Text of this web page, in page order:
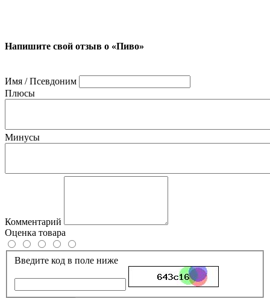
Напишите свой отзыв о «Пиво»
Имя / Псевдоним
Плюсы
Минусы
Комментарий
Оценка товара
Введите код в поле ниже